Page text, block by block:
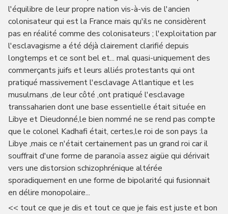
l'équilibre de leur propre nation vis-à-vis de l'ancien
colonisateur qui est la France mais qu'ils ne considèrent
pas en réalité comme des colonisateurs ; l'exploitation par
l'esclavagisme a été déjà clairement clarifié depuis
longtemps et ce sont bel et... mal quasi-uniquement des
commerçants juifs et leurs alliés protestants qui ont
pratiqué massivement l'esclavage Atlantique et les
musulmans ,de leur côté ,ont pratiqué l'esclavage
transsaharien dont une base essentielle était située en
Libye et Dieudonné,le bien nommé ne se rend pas compte
que le colonel Kadhafi était, certes,le roi de son pays :la
Libye ,mais ce n'était certainement pas un grand roi car il
souffrait d'une forme de paranoïa assez aigüe qui dérivait
vers une distorsion schizophrénique altérée
sporadiquement en une forme de bipolarité qui fusionnait
en délire monopolaire...
<< tout ce que je dis et tout ce que je fais est juste et bon